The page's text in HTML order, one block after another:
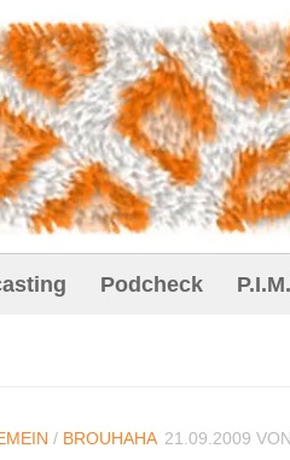
Podcheck
/ BROUHAHA 21.09.2009 VON